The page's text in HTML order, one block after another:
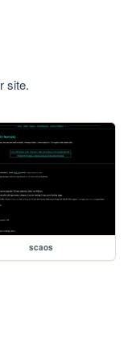
site.
scaos